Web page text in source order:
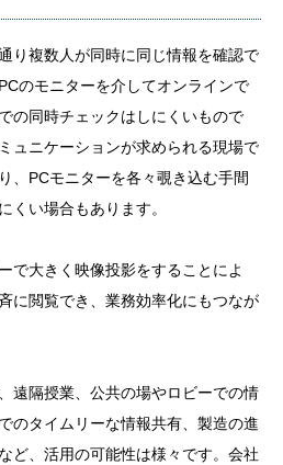
り複数人が同時に同じ情報を確認で
のモニターを介してオンラインで
の同時チェックはしにくいもので
ュニケーションが求められる現場で
、PCモニターを各々覗き込む手間
くい場合もあります。
で大きく映像投影をすることによ
に閲覧でき、業務効率化にもつなが
遠隔授業、公共の場やロビーでの情
のタイムリーな情報共有、製造の進
ど、活用の可能性は様々です。会社